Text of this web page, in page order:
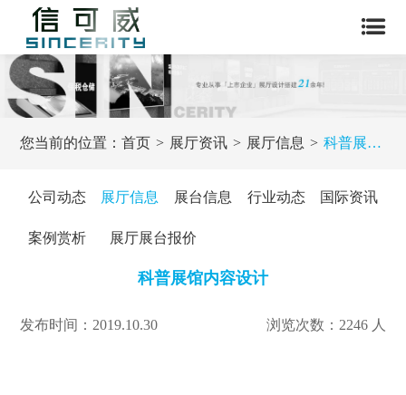
您当前的位置：首页 展厅资讯 展厅信息 科普展馆内容设计
公司动态 展厅信息 展台信息 行业动态 国际资讯
案例赏析 展厅展台报价
科普展馆内容设计
发布时间：2019.10.30 浏览次数：2246 人